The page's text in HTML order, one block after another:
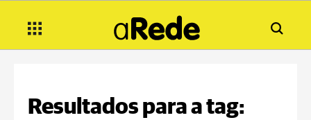
Resultados para a tag: